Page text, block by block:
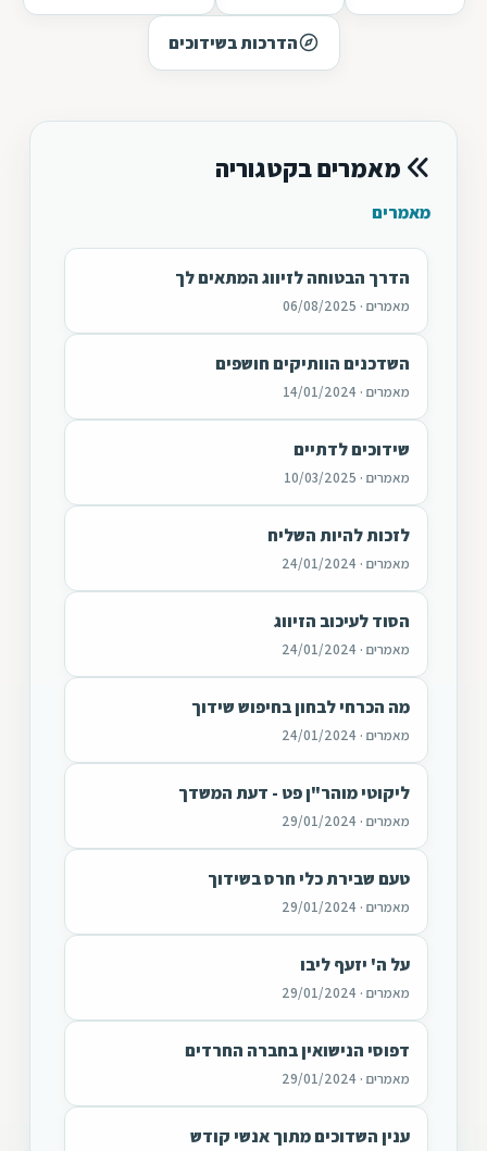
הדרכות בשידוכים
מאמרים בקטגוריה
מאמרים
הדרך הבטוחה לזיווג המתאים לך
מאמרים · 06/08/2025
השדכנים הוותיקים חושפים
מאמרים · 14/01/2024
שידוכים לדתיים
מאמרים · 10/03/2025
לזכות להיות השליח
מאמרים · 24/01/2024
הסוד לעיכוב הזיווג
מאמרים · 24/01/2024
מה הכרחי לבחון בחיפוש שידוך
מאמרים · 24/01/2024
ליקוטי מוהר"ן פט - דעת המשדך
מאמרים · 29/01/2024
טעם שבירת כלי חרס בשידוך
מאמרים · 29/01/2024
על ה' יזעף ליבו
מאמרים · 29/01/2024
דפוסי הנישואין בחברה החרדים
מאמרים · 29/01/2024
ענין השדוכים מתוך אנשי קודש